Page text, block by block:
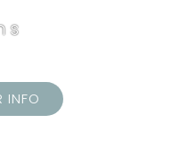
INFO